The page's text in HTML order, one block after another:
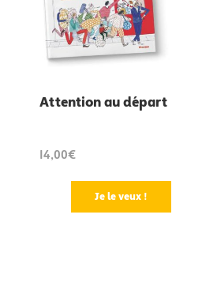
Attention au départ
14,00€
Je le veux !